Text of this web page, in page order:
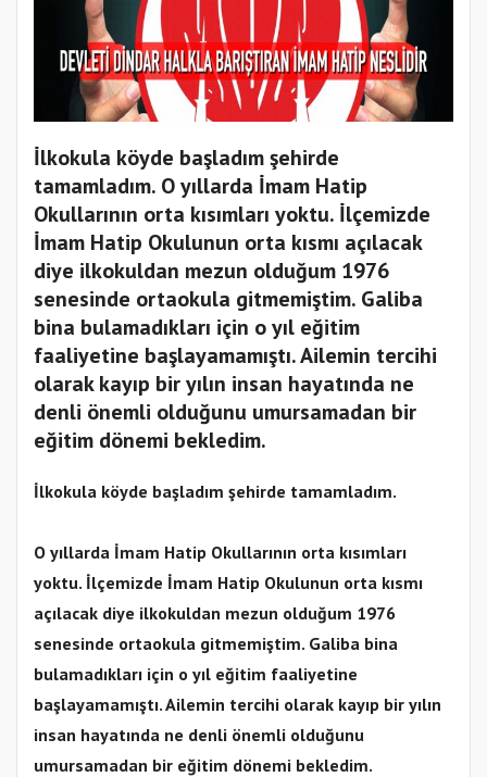
İlkokula köyde başladım şehirde
tamamladım. O yıllarda İmam Hatip
Okullarının orta kısımları yoktu. İlçemizde
İmam Hatip Okulunun orta kısmı açılacak
diye ilkokuldan mezun olduğum 1976
senesinde ortaokula gitmemiştim. Galiba
bina bulamadıkları için o yıl eğitim
faaliyetine başlayamamıştı. Ailemin tercihi
olarak kayıp bir yılın insan hayatında ne
denli önemli olduğunu umursamadan bir
eğitim dönemi bekledim.
İlkokula köyde başladım şehirde tamamladım.
O yıllarda İmam Hatip Okullarının orta kısımları
yoktu. İlçemizde İmam Hatip Okulunun orta kısmı
açılacak diye ilkokuldan mezun olduğum 1976
senesinde ortaokula gitmemiştim. Galiba bina
bulamadıkları için o yıl eğitim faaliyetine
başlayamamıştı. Ailemin tercihi olarak kayıp bir yılın
insan hayatında ne denli önemli olduğunu
umursamadan bir eğitim dönemi bekledim.